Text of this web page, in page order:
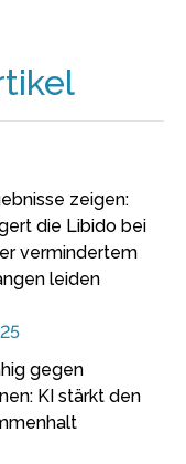
zeigen:
die Libido bei
vermindertem
leiden
gegen
KI stärkt den